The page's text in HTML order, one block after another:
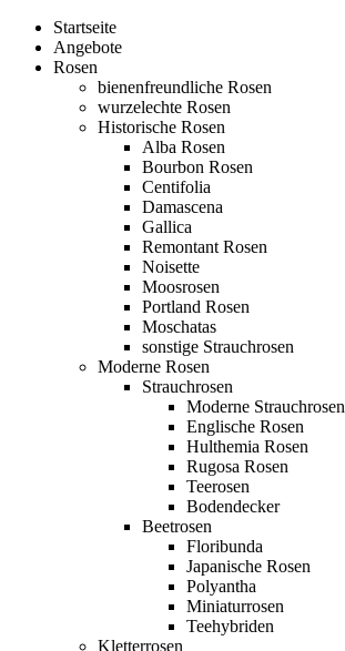
Startseite
Angebote
Rosen
bienenfreundliche Rosen
wurzelechte Rosen
Historische Rosen
Alba Rosen
Bourbon Rosen
Centifolia
Damascena
Gallica
Remontant Rosen
Noisette
Moosrosen
Portland Rosen
Moschatas
sonstige Strauchrosen
Moderne Rosen
Strauchrosen
Moderne Strauchrosen
Englische Rosen
Hulthemia Rosen
Rugosa Rosen
Teerosen
Bodendecker
Beetrosen
Floribunda
Japanische Rosen
Polyantha
Miniaturrosen
Teehybriden
Kletterrosen